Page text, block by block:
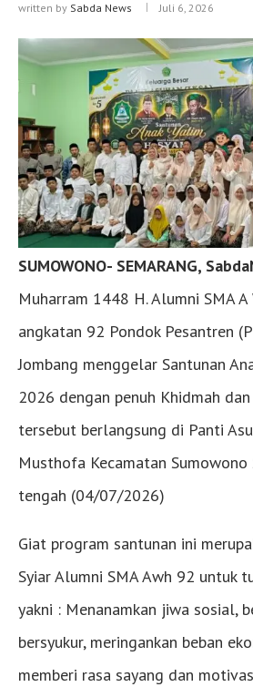
written by Sabda News Juli 6, 2026
SUMOWONO- SEMARANG,
Muharram 1448 H. Alumni SMA A
angkatan 92 Pondok Pesantren
Jombang menggelar Santunan
2026 dengan penuh Khidmah
tersebut berlangsung di Panti
Musthofa Kecamatan Sumowono
tengah (04/07/2026)
Giat program santunan ini
Syiar Alumni SMA Awh 92 untuk
yakni : Menanamkan jiwa sosial,
bersyukur, meringankan beban
memberi rasa sayang dan